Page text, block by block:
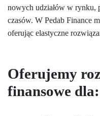
nowych udziałów w rynku,
czasów. W Pedab Finance
oferując elastyczne
Oferujemy
finansowe dla: